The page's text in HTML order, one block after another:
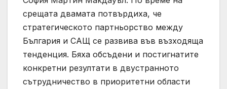
срещата двамата потвърдиха, че
стратегическото партньорство между
България и САЩ се развива във възходяща
тенденция. Бяха обсъдени и постигнатите
конкретни резултати в двустранното
сътрудничество в приоритетни области